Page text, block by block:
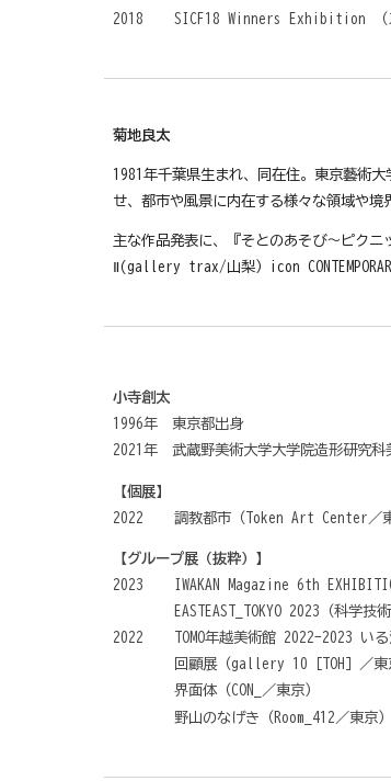
2018
SICF18 Winners Exhibition （
菊地良太
1981年千葉県生まれ、同在住。東京藝術
せ、都市や風景に内在する様々な領域や境
主な作品発表に、『そとのあそび～ピク
Ⅱ(gallery trax/山梨）icon
小寺創太
1996年 東京都出身
2021年 武蔵野美術大学大学院造形研究科
【個展】
2022
調教都市（Token Art Center／東
【グループ展（抜粋）】
2023
IWAKAN Magazine 6th
EASTEAST_TOKYO 2023（科学技
2022
TOMO年越美術館 2022-2023 い
回顧展（gallery 10［TOH］／東
界面体（CON_／東京）
野山のなげき（Room_412／東京）